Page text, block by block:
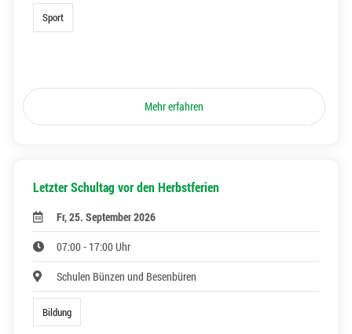
Sport
Mehr erfahren
Letzter Schultag vor den Herbstferien
Fr, 25. September 2026
07:00 - 17:00 Uhr
Schulen Bünzen und Besenbüren
Bildung